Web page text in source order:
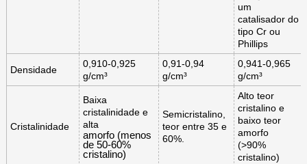
um
catalisador do
tipo Cr ou
Phillips
Densidade
0,910-0,925
g/cm³
0,91-0,94
g/cm³
0,941-0,965
g/cm³
Cristalinidade
Baixa
cristalinidade e
alta
amorfo (menos
de 50-60%
cristalino)
Semicristalino,
teor entre 35 e
60%.
Alto teor
cristalino e
baixo teor
amorfo
(>90%
cristalino)